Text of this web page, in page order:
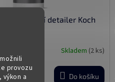
provozu
a
detailer Koch
l
Skladem (2 ks)
Do košíku